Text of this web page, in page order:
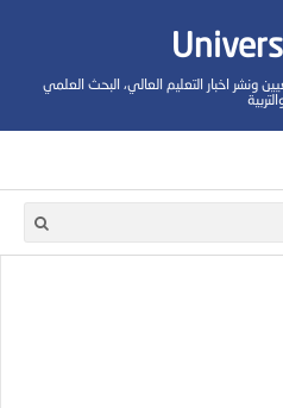
اخبار التعليم العالي، البحث العلمي